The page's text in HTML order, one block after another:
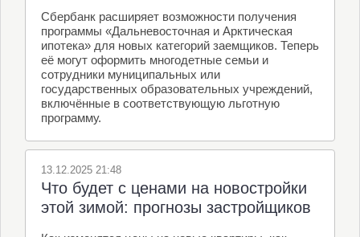
Сбербанк расширяет возможности получения
программы «Дальневосточная и Арктическая
ипотека» для новых категорий заемщиков. Теперь
её могут оформить многодетные семьи и
сотрудники муниципальных или
государственных образовательных учреждений,
включённые в соответствующую льготную
программу.
13.12.2025 21:48
Что будет с ценами на новостройки
этой зимой: прогнозы застройщиков